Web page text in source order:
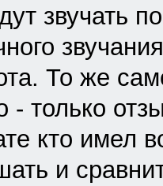
звучать
То же
- только
кто имел
и